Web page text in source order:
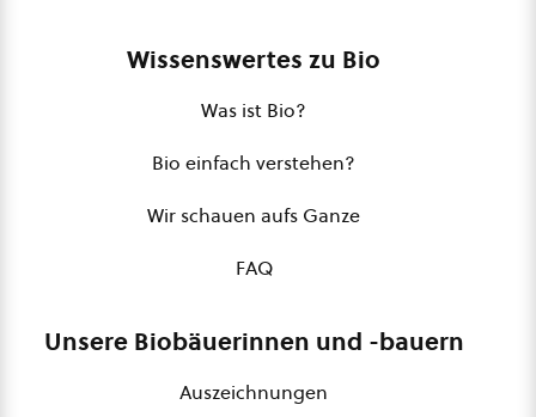
Wissenswertes zu Bio
Was ist Bio?
Bio einfach verstehen?
Wir schauen aufs Ganze
FAQ
Unsere Biobäuerinnen und -bauern
Auszeichnungen